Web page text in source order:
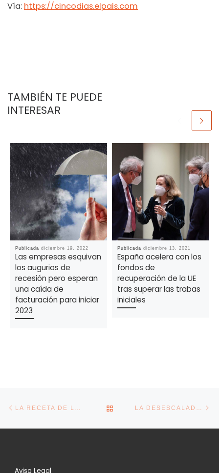
Vía: https://cincodias.elpais.com
TAMBIÉN TE PUEDE
INTERESAR
Publicada diciembre 19, 2022
Las empresas esquivan
los augurios de
recesión pero esperan
una caída de
facturación para iniciar
2023
Publicada diciembre 13, 2021
España acelera con los
fondos de
recuperación de la UE
tras superar las trabas
iniciales
VOLVER A LA LISTA DE
Aviso Legal